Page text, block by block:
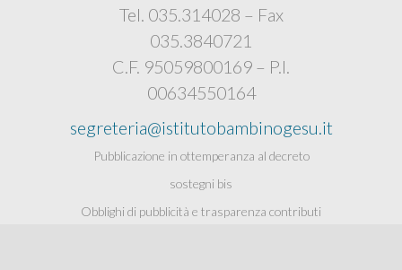
Tel. 035.314028 – Fax
035.3840721
C.F. 95059800169 – P.I.
00634550164
segreteria@istitutobambinogesu.it
Pubblicazione in ottemperanza al decreto
sostegni bis
Obblighi di pubblicità e trasparenza contributi